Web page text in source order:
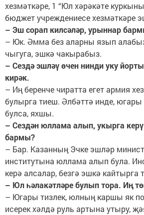
хезмәткәре, 1 “Юл хәрәкәте
бюджет учреждениесе хезмәткәре
– Эш сорап килсәләр, урыннар
– Юк. Әмма без аларны язып
чыгуга, эшкә чакырабыз.
– Сездә эшләү өчен нинди уку
кирәк.
– Иң беренче чиратта егет армия
булырга тиеш. Әлбәттә инде,
булса, яхшы.
– Сездән юллама алып, укырга
бармы?
– Бар. Казанның Эчке эшләр
институтына юллама алып була.
керә алсалар, безгә эшкә кайтырга
– Юл һәлакәтләре булып тора. Иң
– Югары тизлек, юлның каршы як
исерек хәлдә руль артына утыру,